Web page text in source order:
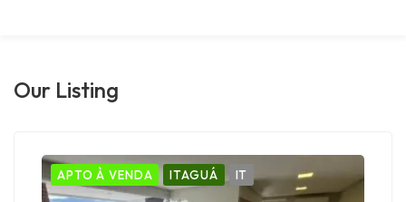
Our Listing
APTO À VENDA ITAGUÁ IT